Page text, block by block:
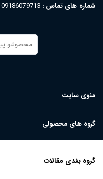
شماره های تماس : 09186079713
منوی سایت
گروه های محصولی
گروه بندی مقالات